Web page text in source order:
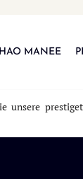
MANEE